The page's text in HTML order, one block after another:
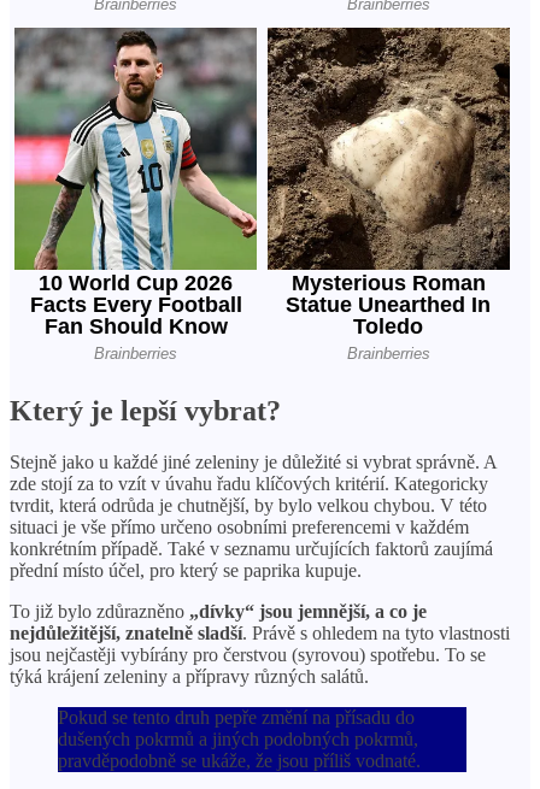
Který je lepší vybrat?
Stejně jako u každé jiné zeleniny je důležité si vybrat správně. A
zde stojí za to vzít v úvahu řadu klíčových kritérií. Kategoricky
tvrdit, která odrůda je chutnější, by bylo velkou chybou. V této
situaci je vše přímo určeno osobními preferencemi v každém
konkrétním případě. Také v seznamu určujících faktorů zaujímá
přední místo účel, pro který se paprika kupuje.
To již bylo zdůrazněno „dívky“ jsou jemnější, a co je
nejdůležitější, znatelně sladší. Právě s ohledem na tyto vlastnosti
jsou nejčastěji vybírány pro čerstvou (syrovou) spotřebu. To se
týká krájení zeleniny a přípravy různých salátů.
Pokud se tento druh pepře změní na přísadu do
dušených pokrmů a jiných podobných pokrmů,
pravděpodobně se ukáže, že jsou příliš vodnaté.